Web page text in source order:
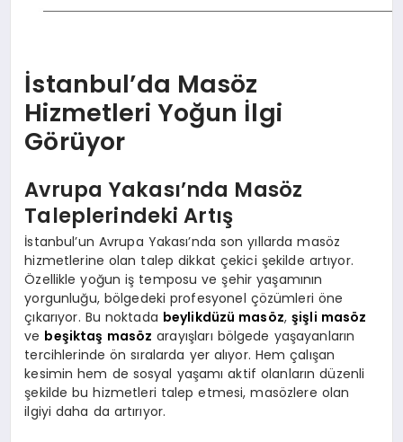
İstanbul’da Masöz
Hizmetleri Yoğun İlgi
Görüyor
Avrupa Yakası’nda Masöz
Taleplerindeki Artış
İstanbul’un Avrupa Yakası’nda son yıllarda masöz
hizmetlerine olan talep dikkat çekici şekilde artıyor.
Özellikle yoğun iş temposu ve şehir yaşamının
yorgunluğu, bölgedeki profesyonel çözümleri öne
çıkarıyor. Bu noktada beylikdüzü masöz, şişli masöz
ve beşiktaş masöz arayışları bölgede yaşayanların
tercihlerinde ön sıralarda yer alıyor. Hem çalışan
kesimin hem de sosyal yaşamı aktif olanların düzenli
şekilde bu hizmetleri talep etmesi, masözlere olan
ilgiyi daha da artırıyor.